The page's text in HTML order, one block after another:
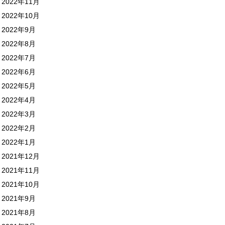
2022年10月
2022年9月
2022年8月
2022年7月
2022年6月
2022年5月
2022年4月
2022年3月
2022年2月
2022年1月
2021年12月
2021年11月
2021年10月
2021年9月
2021年8月